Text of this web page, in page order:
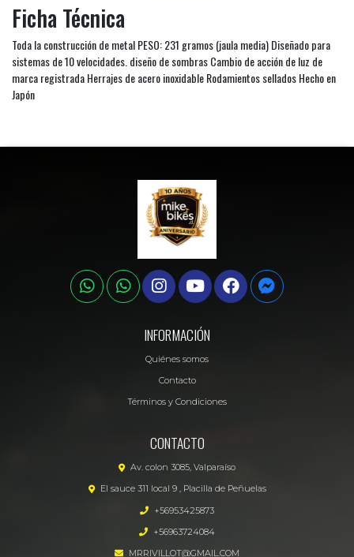
Ficha Técnica
Toda la construcción de metal PESO: 231 gramos (jaula media) Diseñado para
sistemas de 10 velocidades. diseño de sombras Cambio de acción de luz de
marca registrada Herrajes de acero inoxidable Rodamientos sellados Hecho en
Japón
INFORMACIÓN
Quiénes somos
Contacto
Términos y Condiciones
CONTACTO
Av. colon 3085, Valparaíso
El sauce 311 local 9 , Placilla de Peñuelas
+56953425873
+56963724084
MRRIVILLOT@GMAIL.COM